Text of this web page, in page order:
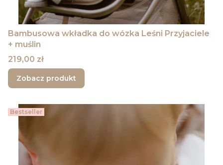
Bambusowa wkładka do wózka Leśni Przyjaciele
+ muślin
Cena
219,00 zł
Zobacz produkt
Bestseller